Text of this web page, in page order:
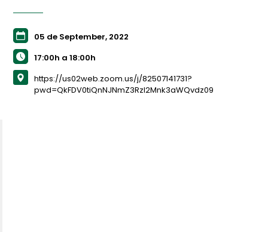
05 de September, 2022
17:00h a 18:00h
https://us02web.zoom.us/j/82507141731?
pwd=QkFDV0tiQnNJNmZ3Rzl2Mnk3aWQvdz09